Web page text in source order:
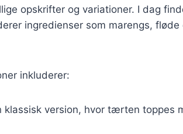
opskrifter og variationer. I dag
ingredienser som marengs, fløde
inkluderer:
klassisk version, hvor tærten toppes